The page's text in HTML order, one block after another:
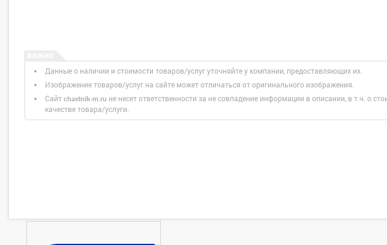
Данные о наличии и стоимости товаров/услуг уточняйте у компании, предоставляющих их.
Изображение товаров/услуг на сайте может отличаться от оригинального изображения.
Сайт chastnik-m.ru не несет ответственности за не совпадение информации в описании, в т.ч. о
качестве товара/услуги.